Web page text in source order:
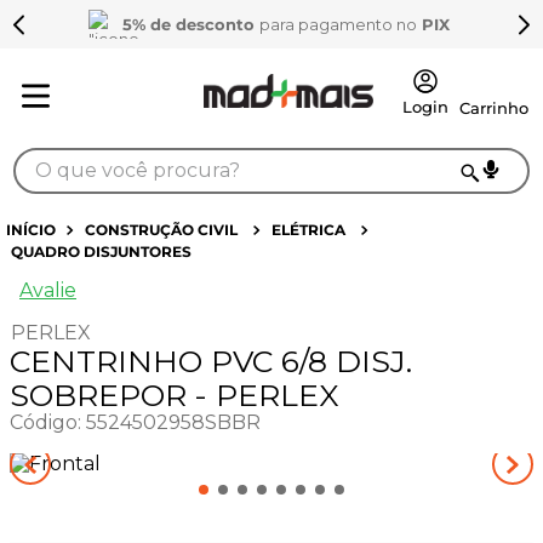
5% de desconto para pagamento no PIX
O que você procura?
CONSTRUÇÃO CIVIL
ELÉTRICA
QUADRO DISJUNTORES
Avalie
PERLEX
CENTRINHO PVC 6/8 DISJ.
SOBREPOR - PERLEX
Código: 5524502958SBBR
TERMOS MAIS BUSCADOS
1º
sarrafo
2º
3º
compensado naval
4º
mdf 15mm
5º
napa
6º
puxador